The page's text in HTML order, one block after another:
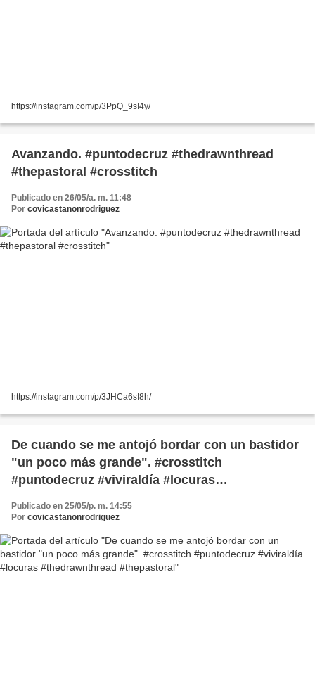
https://instagram.com/p/3PpQ_9sI4y/
Avanzando. #puntodecruz #thedrawnthread
#thepastoral #crosstitch
Publicado en 26/05/a. m. 11:48
Por covicastanonrodriguez
https://instagram.com/p/3JHCa6sI8h/
De cuando se me antojó bordar con un bastidor
"un poco más grande". #crosstitch
#puntodecruz #viviraldía #locuras
Publicado en 25/05/p. m. 14:55
Por covicastanonrodriguez